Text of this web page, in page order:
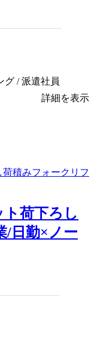
グ / 派遣社員
詳細を表示
ト荷下ろし
/日勤×ノー